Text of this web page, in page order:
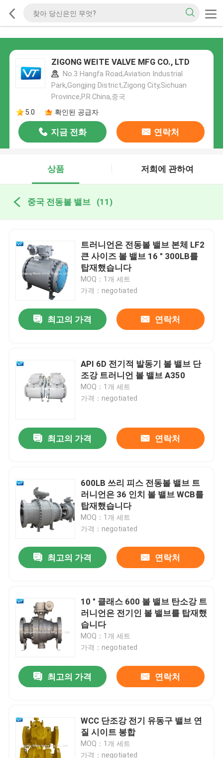
ZIGONG WEITE VALVE MFG CO., LTD
No.3 Hangfa Road,Aviation Industrial
Park,Gongjing District,Zigong City,Sichuan
Province,P.R.China,중국
5.0
확인된 공급자
지금 전화 연락처
상품 저희에 관하여
중국 전동볼 밸브 (11)
트러니언은 전동볼 밸브 본체 LF2
큰 사이즈 볼 밸브 16 " 300LB를
탑재했습니다
MOQ：1개 세트
가격：negotiated
최고의 가격 연락처
API 6D 전기적 발동기 볼 밸브 단
조강 트러니언 볼 밸브 A350
MOQ：1개 세트
가격：negotiated
최고의 가격 연락처
600LB 쓰리 피스 전동볼 밸브 트
러니언은 36 인치 볼 밸브 WCB를
탑재했습니다
MOQ：1개 세트
가격：negotiated
최고의 가격 연락처
10 " 클래스 600 볼 밸브 탄소강 트
러니언은 전기인 볼 밸브를 탑재했
습니다
MOQ：1개 세트
가격：negotiated
최고의 가격 연락처
WCC 단조강 전기 유동구 밸브 연
질 시이트 봉합
MOQ：1개 세트
가격：negotiated